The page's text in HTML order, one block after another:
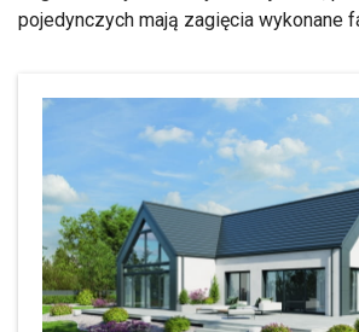
pojedynczych mają zagięcia wykonane